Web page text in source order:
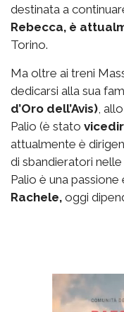
destinata a
Rebecca, è
Torino.
Ma oltre ai treni
dedicarsi alla sua
d’Oro dell’Avis),
Palio (è stato
attualmente è
di sbandieratori
Palio è una
Rachele, oggi